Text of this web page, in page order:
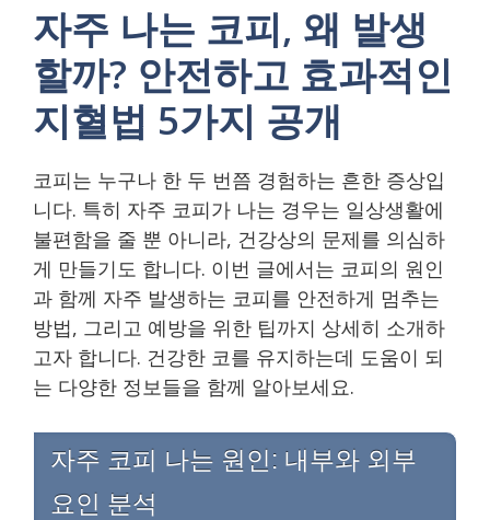
자주 나는 코피, 왜 발생
할까? 안전하고 효과적인
지혈법 5가지 공개
코피는 누구나 한 두 번쯤 경험하는 흔한 증상입
니다. 특히 자주 코피가 나는 경우는 일상생활에
불편함을 줄 뿐 아니라, 건강상의 문제를 의심하
게 만들기도 합니다. 이번 글에서는 코피의 원인
과 함께 자주 발생하는 코피를 안전하게 멈추는
방법, 그리고 예방을 위한 팁까지 상세히 소개하
고자 합니다. 건강한 코를 유지하는데 도움이 되
는 다양한 정보들을 함께 알아보세요.
자주 코피 나는 원인: 내부와 외부
요인 분석